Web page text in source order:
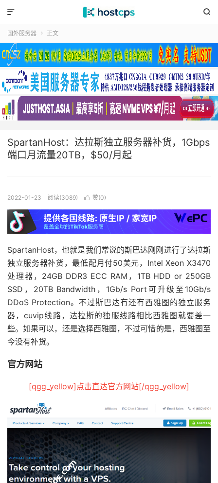


国外服务器  正文
SpartanHost：达拉斯独立服务器补货，1Gbps
端口月流量20TB，$50/月起
2022-01-23 阅读(3089)  赞(0)
SpartanHost，也就是我们常说的斯巴达刚刚进行了达拉斯
独立服务器补货，最低配月付50美元，Intel Xeon X3470
处理器，24GB DDR3 ECC RAM，1TB HDD or 250GB
SSD，20TB Bandwidth，1Gb/s Port可升级至10Gb/s
DDoS Protection。不过斯巴达有还有西雅图的独立服务
器，cuvip线路，达拉斯的独服线路相比西雅图就要差一
些。如果可以，还是选择西雅图，不过可惜的是，西雅图至
今没有补货。
官方网站
[qgg_yellow]点击直达官方网站[/qgg_yellow]